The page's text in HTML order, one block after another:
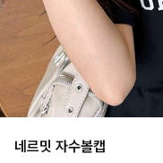
네르밋 자수볼캡